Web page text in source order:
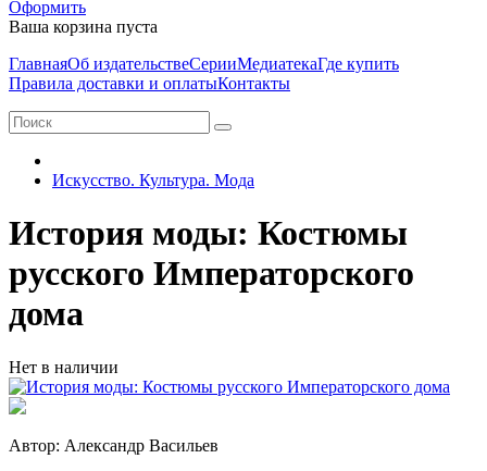
Оформить
Ваша корзина пуста
ГлавнаяОб издательствеСерииМедиатекаГде купить
Правила доставки и оплатыКонтакты
Искусство. Культура. Мода
История моды: Костюмы
русского Императорского
дома
Нет в наличии
Автор: Александр Васильев